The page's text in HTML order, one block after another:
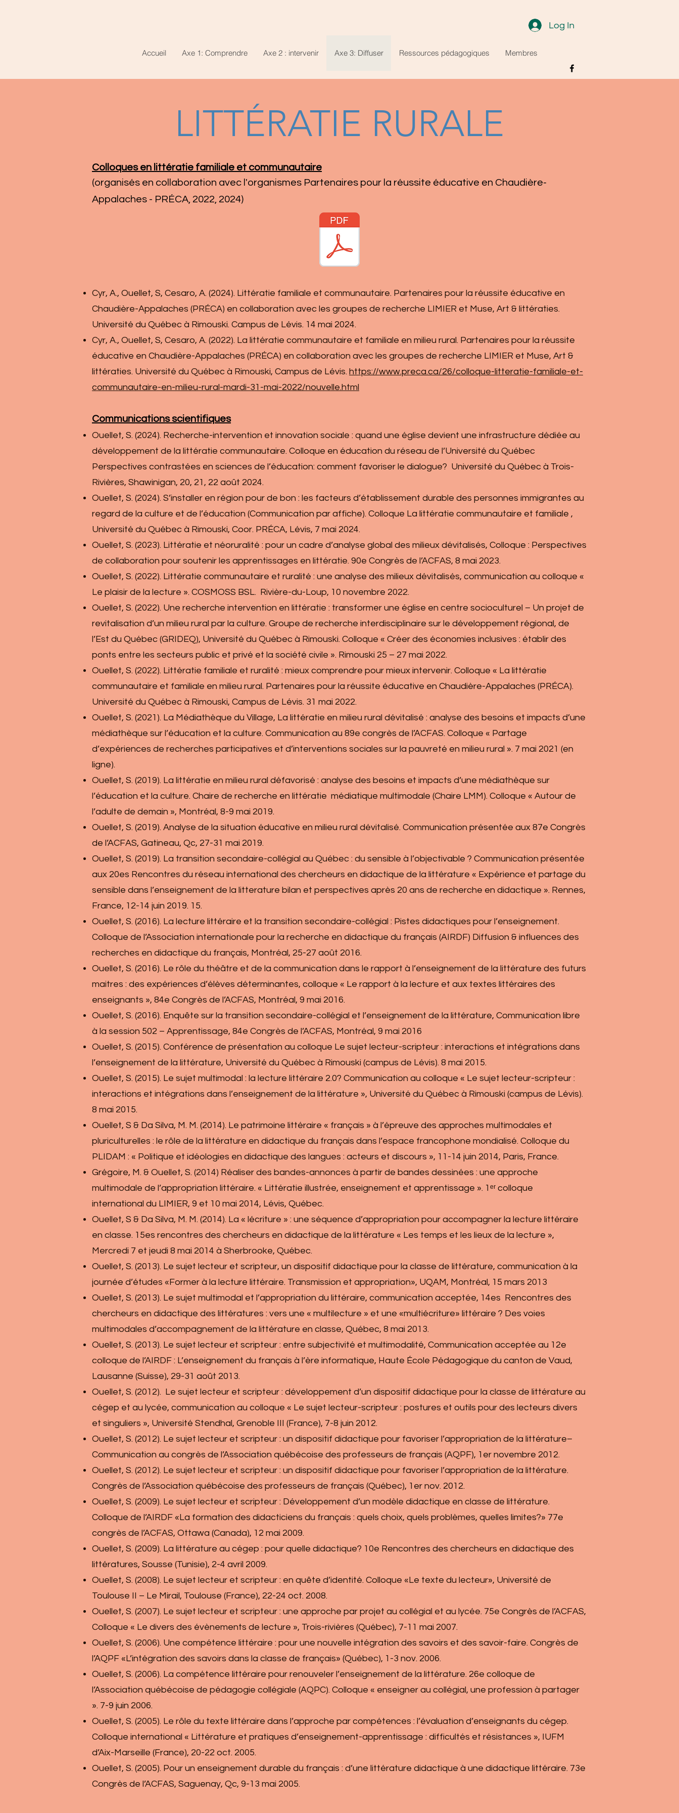
Log In
Accueil Axe 1: Comprendre Axe 2 : intervenir Axe 3: Diffuser Ressources pédagogiques Membres
LITTÉRATIE RURALE
Colloques en littératie familiale et communautaire
(organisés en collaboration avec l'organismes Partenaires pour la réussite éducative en Chaudière-
Appalaches - PRÉCA, 2022, 2024)
Cyr, A., Ouellet, S, Cesaro, A. (2024). Littératie familiale et communautaire. Partenaires pour la réussite éducative en
Chaudière-Appalaches (PRÉCA) en collaboration avec les groupes de recherche LIMIER et Muse, Art & littératies.
Université du Québec à Rimouski. Campus de Lévis. 14 mai 2024.
Cyr, A., Ouellet, S, Cesaro, A. (2022). La littératie communautaire et familiale en milieu rural. Partenaires pour la réussite
éducative en Chaudière-Appalaches (PRÉCA) en collaboration avec les groupes de recherche LIMIER et Muse, Art &
littératies. Université du Québec à Rimouski, Campus de Lévis. https://www.preca.ca/26/colloque-litteratie-familiale-et-
communautaire-en-milieu-rural-mardi-31-mai-2022/nouvelle.html
Communications scientifiques
Ouellet, S. (2024). Recherche-intervention et innovation sociale : quand une église devient une infrastructure dédiée au
développement de la littératie communautaire. Colloque en éducation du réseau de l’Université du Québec
Perspectives contrastées en sciences de l’éducation: comment favoriser le dialogue? Université du Québec à Trois-
Rivières, Shawinigan, 20, 21, 22 août 2024.
Ouellet, S. (2024). S’installer en région pour de bon : les facteurs d’établissement durable des personnes immigrantes au
regard de la culture et de l’éducation (Communication par affiche). Colloque La littératie communautaire et familiale ,
Université du Québec à Rimouski, Coor. PRÉCA, Lévis, 7 mai 2024.
Ouellet, S. (2023). Littératie et néoruralité : pour un cadre d’analyse global des milieux dévitalisés, Colloque : Perspectives
de collaboration pour soutenir les apprentissages en littératie. 90e Congrès de l’ACFAS, 8 mai 2023.
Ouellet, S. (2022). Littératie communautaire et ruralité : une analyse des milieux dévitalisés, communication au colloque «
Le plaisir de la lecture ». COSMOSS BSL. Rivière-du-Loup, 10 novembre 2022.
Ouellet, S. (2022). Une recherche intervention en littératie : transformer une église en centre socioculturel – Un projet de
revitalisation d’un milieu rural par la culture. Groupe de recherche interdisciplinaire sur le développement régional, de
l’Est du Québec (GRIDEQ), Université du Québec à Rimouski. Colloque « Créer des économies inclusives : établir des
ponts entre les secteurs public et privé et la société civile ». Rimouski 25 – 27 mai 2022.
Ouellet, S. (2022). Littératie familiale et ruralité : mieux comprendre pour mieux intervenir. Colloque « La littératie
communautaire et familiale en milieu rural. Partenaires pour la réussite éducative en Chaudière-Appalaches (PRÉCA).
Université du Québec à Rimouski, Campus de Lévis. 31 mai 2022.
Ouellet, S. (2021). La Médiathèque du Village, La littératie en milieu rural dévitalisé : analyse des besoins et impacts d’une
médiathèque sur l’éducation et la culture. Communication au 89e congrès de l’ACFAS. Colloque « Partage
d’expériences de recherches participatives et d’interventions sociales sur la pauvreté en milieu rural ». 7 mai 2021 (en
ligne).
Ouellet, S. (2019). La littératie en milieu rural défavorisé : analyse des besoins et impacts d’une médiathèque sur
l’éducation et la culture. Chaire de recherche en littératie médiatique multimodale (Chaire LMM). Colloque « Autour de
l’adulte de demain », Montréal, 8-9 mai 2019.
Ouellet, S. (2019). Analyse de la situation éducative en milieu rural dévitalisé. Communication présentée aux 87e Congrès
de l’ACFAS, Gatineau, Qc, 27-31 mai 2019.
Ouellet, S. (2019). La transition secondaire-collégial au Québec : du sensible à l’objectivable ? Communication présentée
aux 20es Rencontres du réseau international des chercheurs en didactique de la littérature « Expérience et partage du
sensible dans l’enseignement de la litterature bilan et perspectives après 20 ans de recherche en didactique ». Rennes,
France, 12-14 juin 2019. 15.
Ouellet, S. (2016). La lecture littéraire et la transition secondaire-collégial : Pistes didactiques pour l’enseignement.
Colloque de l’Association internationale pour la recherche en didactique du français (AIRDF) Diffusion & influences des
recherches en didactique du français, Montréal, 25-27 août 2016.
Ouellet, S. (2016). Le rôle du théâtre et de la communication dans le rapport à l’enseignement de la littérature des futurs
maitres : des expériences d’élèves déterminantes, colloque « Le rapport à la lecture et aux textes littéraires des
enseignants », 84e Congrès de l’ACFAS, Montréal, 9 mai 2016.
Ouellet, S. (2016). Enquête sur la transition secondaire-collégial et l’enseignement de la littérature, Communication libre
à la session 502 – Apprentissage, 84e Congrès de l’ACFAS, Montréal, 9 mai 2016
Ouellet, S. (2015). Conférence de présentation au colloque Le sujet lecteur-scripteur : interactions et intégrations dans
l’enseignement de la littérature, Université du Québec à Rimouski (campus de Lévis). 8 mai 2015.
Ouellet, S. (2015). Le sujet multimodal : la lecture littéraire 2.0? Communication au colloque « Le sujet lecteur-scripteur :
interactions et intégrations dans l’enseignement de la littérature », Université du Québec à Rimouski (campus de Lévis).
8 mai 2015.
Ouellet, S & Da Silva, M. M. (2014). Le patrimoine littéraire « français » à l’épreuve des approches multimodales et
pluriculturelles : le rôle de la littérature en didactique du français dans l’espace francophone mondialisé. Colloque du
PLIDAM : « Politique et idéologies en didactique des langues : acteurs et discours », 11-14 juin 2014, Paris, France.
Grégoire, M. & Ouellet, S. (2014) Réaliser des bandes-annonces à partir de bandes dessinées : une approche
multimodale de l’appropriation littéraire. « Littératie illustrée, enseignement et apprentissage ». 1ᵉʳ colloque
international du LIMIER, 9 et 10 mai 2014, Lévis, Québec.
Ouellet, S & Da Silva, M. M. (2014). La « lécriture » : une séquence d’appropriation pour accompagner la lecture littéraire
en classe. 15es rencontres des chercheurs en didactique de la littérature « Les temps et les lieux de la lecture »,
Mercredi 7 et jeudi 8 mai 2014 à Sherbrooke, Québec.
Ouellet, S. (2013). Le sujet lecteur et scripteur, un dispositif didactique pour la classe de littérature, communication à la
journée d’études «Former à la lecture littéraire. Transmission et appropriation», UQAM, Montréal, 15 mars 2013
Ouellet, S. (2013). Le sujet multimodal et l’appropriation du littéraire, communication acceptée, 14es Rencontres des
chercheurs en didactique des littératures : vers une « multilecture » et une «multiécriture» littéraire ? Des voies
multimodales d’accompagnement de la littérature en classe, Québec, 8 mai 2013.
Ouellet, S. (2013). Le sujet lecteur et scripteur : entre subjectivité et multimodalité, Communication acceptée au 12e
colloque de l’AIRDF : L’enseignement du français à l’ère informatique, Haute École Pédagogique du canton de Vaud,
Lausanne (Suisse), 29-31 août 2013.
Ouellet, S. (2012). Le sujet lecteur et scripteur : développement d’un dispositif didactique pour la classe de littérature au
cégep et au lycée, communication au colloque « Le sujet lecteur-scripteur : postures et outils pour des lecteurs divers
et singuliers », Université Stendhal, Grenoble III (France), 7-8 juin 2012.
Ouellet, S. (2012). Le sujet lecteur et scripteur : un dispositif didactique pour favoriser l’appropriation de la littérature–
Communication au congrès de l’Association québécoise des professeurs de français (AQPF), 1er novembre 2012.
Ouellet, S. (2012). Le sujet lecteur et scripteur : un dispositif didactique pour favoriser l’appropriation de la littérature.
Congrès de l’Association québécoise des professeurs de français (Québec), 1er nov. 2012.
Ouellet, S. (2009). Le sujet lecteur et scripteur : Développement d’un modèle didactique en classe de littérature.
Colloque de l’AIRDF «La formation des didacticiens du français : quels choix, quels problèmes, quelles limites?» 77e
congrès de l’ACFAS, Ottawa (Canada), 12 mai 2009.
Ouellet, S. (2009). La littérature au cégep : pour quelle didactique? 10e Rencontres des chercheurs en didactique des
littératures, Sousse (Tunisie), 2-4 avril 2009.
Ouellet, S. (2008). Le sujet lecteur et scripteur : en quête d’identité. Colloque «Le texte du lecteur», Université de
Toulouse II – Le Mirail, Toulouse (France), 22-24 oct. 2008.
Ouellet, S. (2007). Le sujet lecteur et scripteur : une approche par projet au collégial et au lycée. 75e Congrès de l’ACFAS,
Colloque « Le divers des évènements de lecture », Trois-rivières (Québec), 7-11 mai 2007.
Ouellet, S. (2006). Une compétence littéraire : pour une nouvelle intégration des savoirs et des savoir-faire. Congrès de
l’AQPF «L’intégration des savoirs dans la classe de français» (Québec), 1-3 nov. 2006.
Ouellet, S. (2006). La compétence littéraire pour renouveler l’enseignement de la littérature. 26e colloque de
l’Association québécoise de pédagogie collégiale (AQPC). Colloque « enseigner au collégial, une profession à partager
». 7-9 juin 2006.
Ouellet, S. (2005). Le rôle du texte littéraire dans l’approche par compétences : l’évaluation d’enseignants du cégep.
Colloque international « Littérature et pratiques d’enseignement-apprentissage : difficultés et résistances », IUFM
d’Aix-Marseille (France), 20-22 oct. 2005.
Ouellet, S. (2005). Pour un enseignement durable du français : d’une littérature didactique à une didactique littéraire. 73e
Congrès de l’ACFAS, Saguenay, Qc, 9-13 mai 2005.